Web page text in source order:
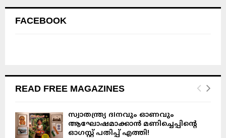
FACEBOOK
READ FREE MAGAZINES
സ്വാതന്ത്ര്യ ദിനവും ഓണവും
ആഘോഷമാക്കാൻ മണിച്ചെപ്പിന്റെ
ഓഗസ്റ്റ് പതിപ്പ് എത്തി!